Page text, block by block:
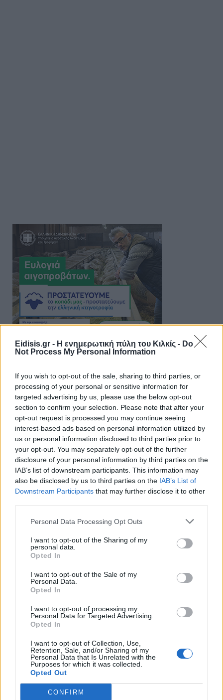
Eidisis.gr - Η ενημερωτική πύλη του Κιλκίς - Do
Not Process My Personal Information
If you wish to opt-out of the sale, sharing to third parties, or
processing of your personal or sensitive information for
targeted advertising by us, please use the below opt-out
section to confirm your selection. Please note that after your
opt-out request is processed you may continue seeing
interest-based ads based on personal information utilized by
us or personal information disclosed to third parties prior to
your opt-out. You may separately opt-out of the further
disclosure of your personal information by third parties on the
IAB’s list of downstream participants. This information may
also be disclosed by us to third parties on the IAB’s List of
Downstream Participants that may further disclose it to other
Personal Data Processing Opt Outs
I want to opt-out of the Sharing of my
personal data.
Opted In
I want to opt-out of the Sale of my
Personal Data.
Opted In
I want to opt-out of processing my
Personal Data for Targeted Advertising.
Opted In
I want to opt-out of Collection, Use,
Retention, Sale, and/or Sharing of my
Personal Data that Is Unrelated with the
Purposes for which it was collected.
Opted Out
CONFIRM